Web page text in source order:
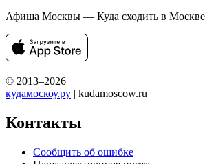
Афиша Москвы — Куда сходить в Москве
© 2013–2026
кудамоскоу.ру | kudamoscow.ru
Контакты
Сообщить об ошибке